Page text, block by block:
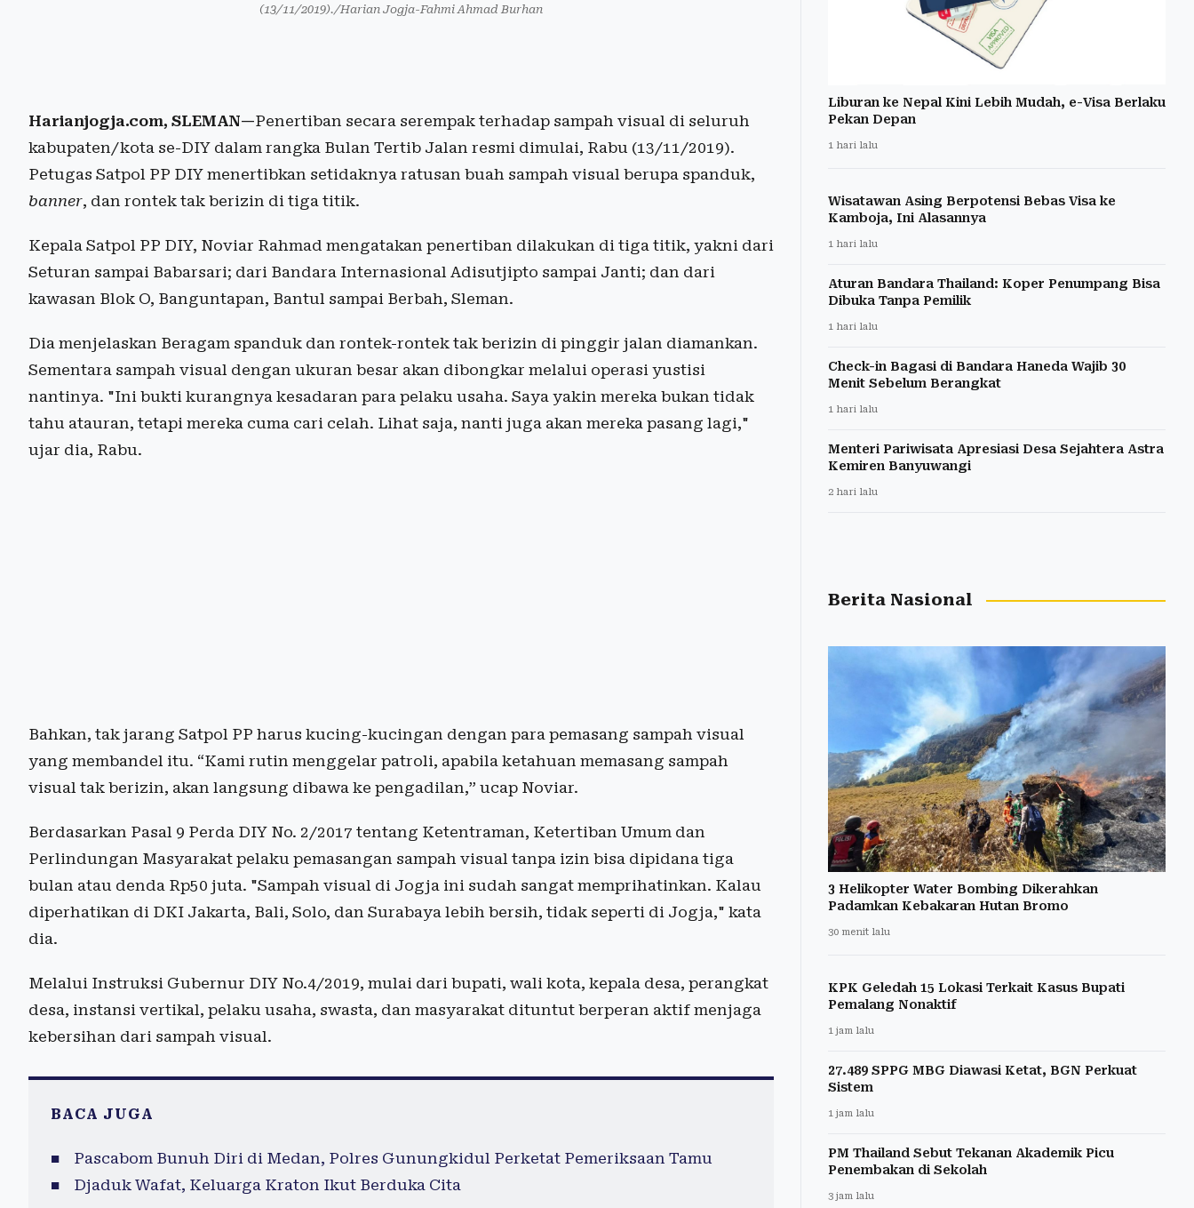
(13/11/2019)./Harian Jogja-Fahmi Ahmad Burhan
Harianjogja.com, SLEMAN—Penertiban secara serempak terhadap sampah visual di seluruh
kabupaten/kota se-DIY dalam rangka Bulan Tertib Jalan resmi dimulai, Rabu (13/11/2019).
Petugas Satpol PP DIY menertibkan setidaknya ratusan buah sampah visual berupa spanduk,
banner, dan rontek tak berizin di tiga titik.
Kepala Satpol PP DIY, Noviar Rahmad mengatakan penertiban dilakukan di tiga titik, yakni dari
Seturan sampai Babarsari; dari Bandara Internasional Adisutjipto sampai Janti; dan dari
kawasan Blok O, Banguntapan, Bantul sampai Berbah, Sleman.
Dia menjelaskan Beragam spanduk dan rontek-rontek tak berizin di pinggir jalan diamankan.
Sementara sampah visual dengan ukuran besar akan dibongkar melalui operasi yustisi
nantinya. "Ini bukti kurangnya kesadaran para pelaku usaha. Saya yakin mereka bukan tidak
tahu atauran, tetapi mereka cuma cari celah. Lihat saja, nanti juga akan mereka pasang lagi,"
ujar dia, Rabu.
Bahkan, tak jarang Satpol PP harus kucing-kucingan dengan para pemasang sampah visual
yang membandel itu. “Kami rutin menggelar patroli, apabila ketahuan memasang sampah
visual tak berizin, akan langsung dibawa ke pengadilan,” ucap Noviar.
Berdasarkan Pasal 9 Perda DIY No. 2/2017 tentang Ketentraman, Ketertiban Umum dan
Perlindungan Masyarakat pelaku pemasangan sampah visual tanpa izin bisa dipidana tiga
bulan atau denda Rp50 juta. "Sampah visual di Jogja ini sudah sangat memprihatinkan. Kalau
diperhatikan di DKI Jakarta, Bali, Solo, dan Surabaya lebih bersih, tidak seperti di Jogja," kata
dia.
Melalui Instruksi Gubernur DIY No.4/2019, mulai dari bupati, wali kota, kepala desa, perangkat
desa, instansi vertikal, pelaku usaha, swasta, dan masyarakat dituntut berperan aktif menjaga
kebersihan dari sampah visual.
BACA JUGA
Pascabom Bunuh Diri di Medan, Polres Gunungkidul Perketat Pemeriksaan Tamu
Djaduk Wafat, Keluarga Kraton Ikut Berduka Cita
Liburan ke Nepal Kini Lebih Mudah, e-Visa Berlaku
Pekan Depan
1 hari lalu
Wisatawan Asing Berpotensi Bebas Visa ke
Kamboja, Ini Alasannya
1 hari lalu
Aturan Bandara Thailand: Koper Penumpang Bisa
Dibuka Tanpa Pemilik
1 hari lalu
Check-in Bagasi di Bandara Haneda Wajib 30
Menit Sebelum Berangkat
1 hari lalu
Menteri Pariwisata Apresiasi Desa Sejahtera Astra
Kemiren Banyuwangi
2 hari lalu
Berita Nasional
3 Helikopter Water Bombing Dikerahkan
Padamkan Kebakaran Hutan Bromo
30 menit lalu
KPK Geledah 15 Lokasi Terkait Kasus Bupati
Pemalang Nonaktif
1 jam lalu
27.489 SPPG MBG Diawasi Ketat, BGN Perkuat
Sistem
1 jam lalu
PM Thailand Sebut Tekanan Akademik Picu
Penembakan di Sekolah
3 jam lalu